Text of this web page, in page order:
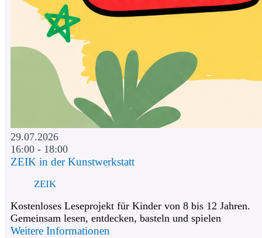
29.07.2026
16:00 - 18:00
ZEIK in der Kunstwerkstatt
ZEIK
Kostenloses Leseprojekt für Kinder von 8 bis 12 Jahren.
Gemeinsam lesen, entdecken, basteln und spielen
Weitere Informationen